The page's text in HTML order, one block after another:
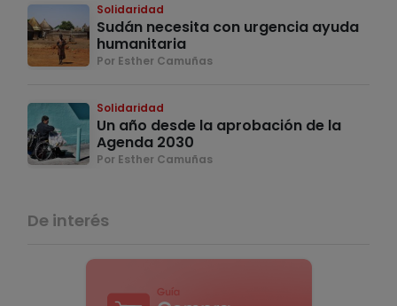
Solidaridad
Sudán necesita con urgencia ayuda
humanitaria
Por Esther Camuñas
Solidaridad
Un año desde la aprobación de la
Agenda 2030
Por Esther Camuñas
De interés